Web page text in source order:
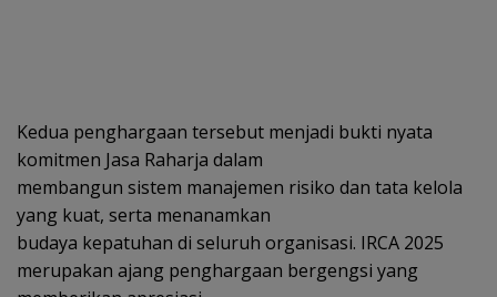
Kedua penghargaan tersebut menjadi bukti nyata
komitmen Jasa Raharja dalam
membangun sistem manajemen risiko dan tata kelola
yang kuat, serta menanamkan
budaya kepatuhan di seluruh organisasi. IRCA 2025
merupakan ajang penghargaan bergengsi yang